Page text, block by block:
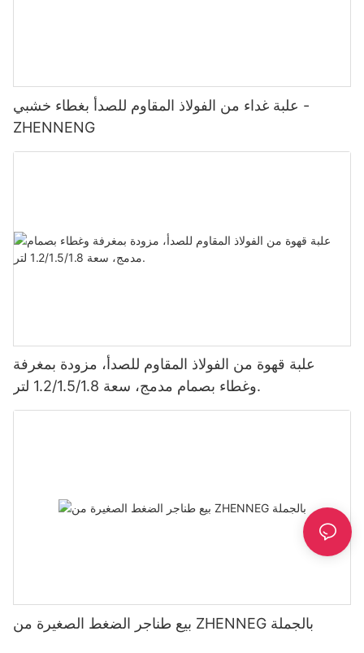
علبة غداء من الفولاذ المقاوم للصدأ بغطاء خشبي -
ZHENNENG
علبة قهوة من الفولاذ المقاوم للصدأ، مزودة بمغرفة
وغطاء بصمام مدمج، سعة 1.2/1.5/1.8 لتر.
بيع طناجر الضغط الصغيرة من ZHENNEG بالجملة